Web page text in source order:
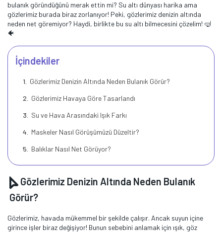
bulanık göründüğünü merak ettin mi? Su altı dünyası harika ama
gözlerimiz burada biraz zorlanıyor! Peki, gözlerimiz denizin altında
neden net göremiyor? Haydi, birlikte bu su altı bilmecesini çözelim! 🤿
🐠
İçindekiler
Gözlerimiz Denizin Altında Neden Bulanık Görür?
Gözlerimiz Havaya Göre Tasarlandı
Su ve Hava Arasındaki Işık Farkı
Maskeler Nasıl Görüşümüzü Düzeltir?
Balıklar Nasıl Net Görüyor?
Gözlerimiz Denizin Altında Neden Bulanık
Görür?
Gözlerimiz, havada mükemmel bir şekilde çalışır. Ancak suyun içine
girince işler biraz değişiyor! Bunun sebebini anlamak için ışık, göz